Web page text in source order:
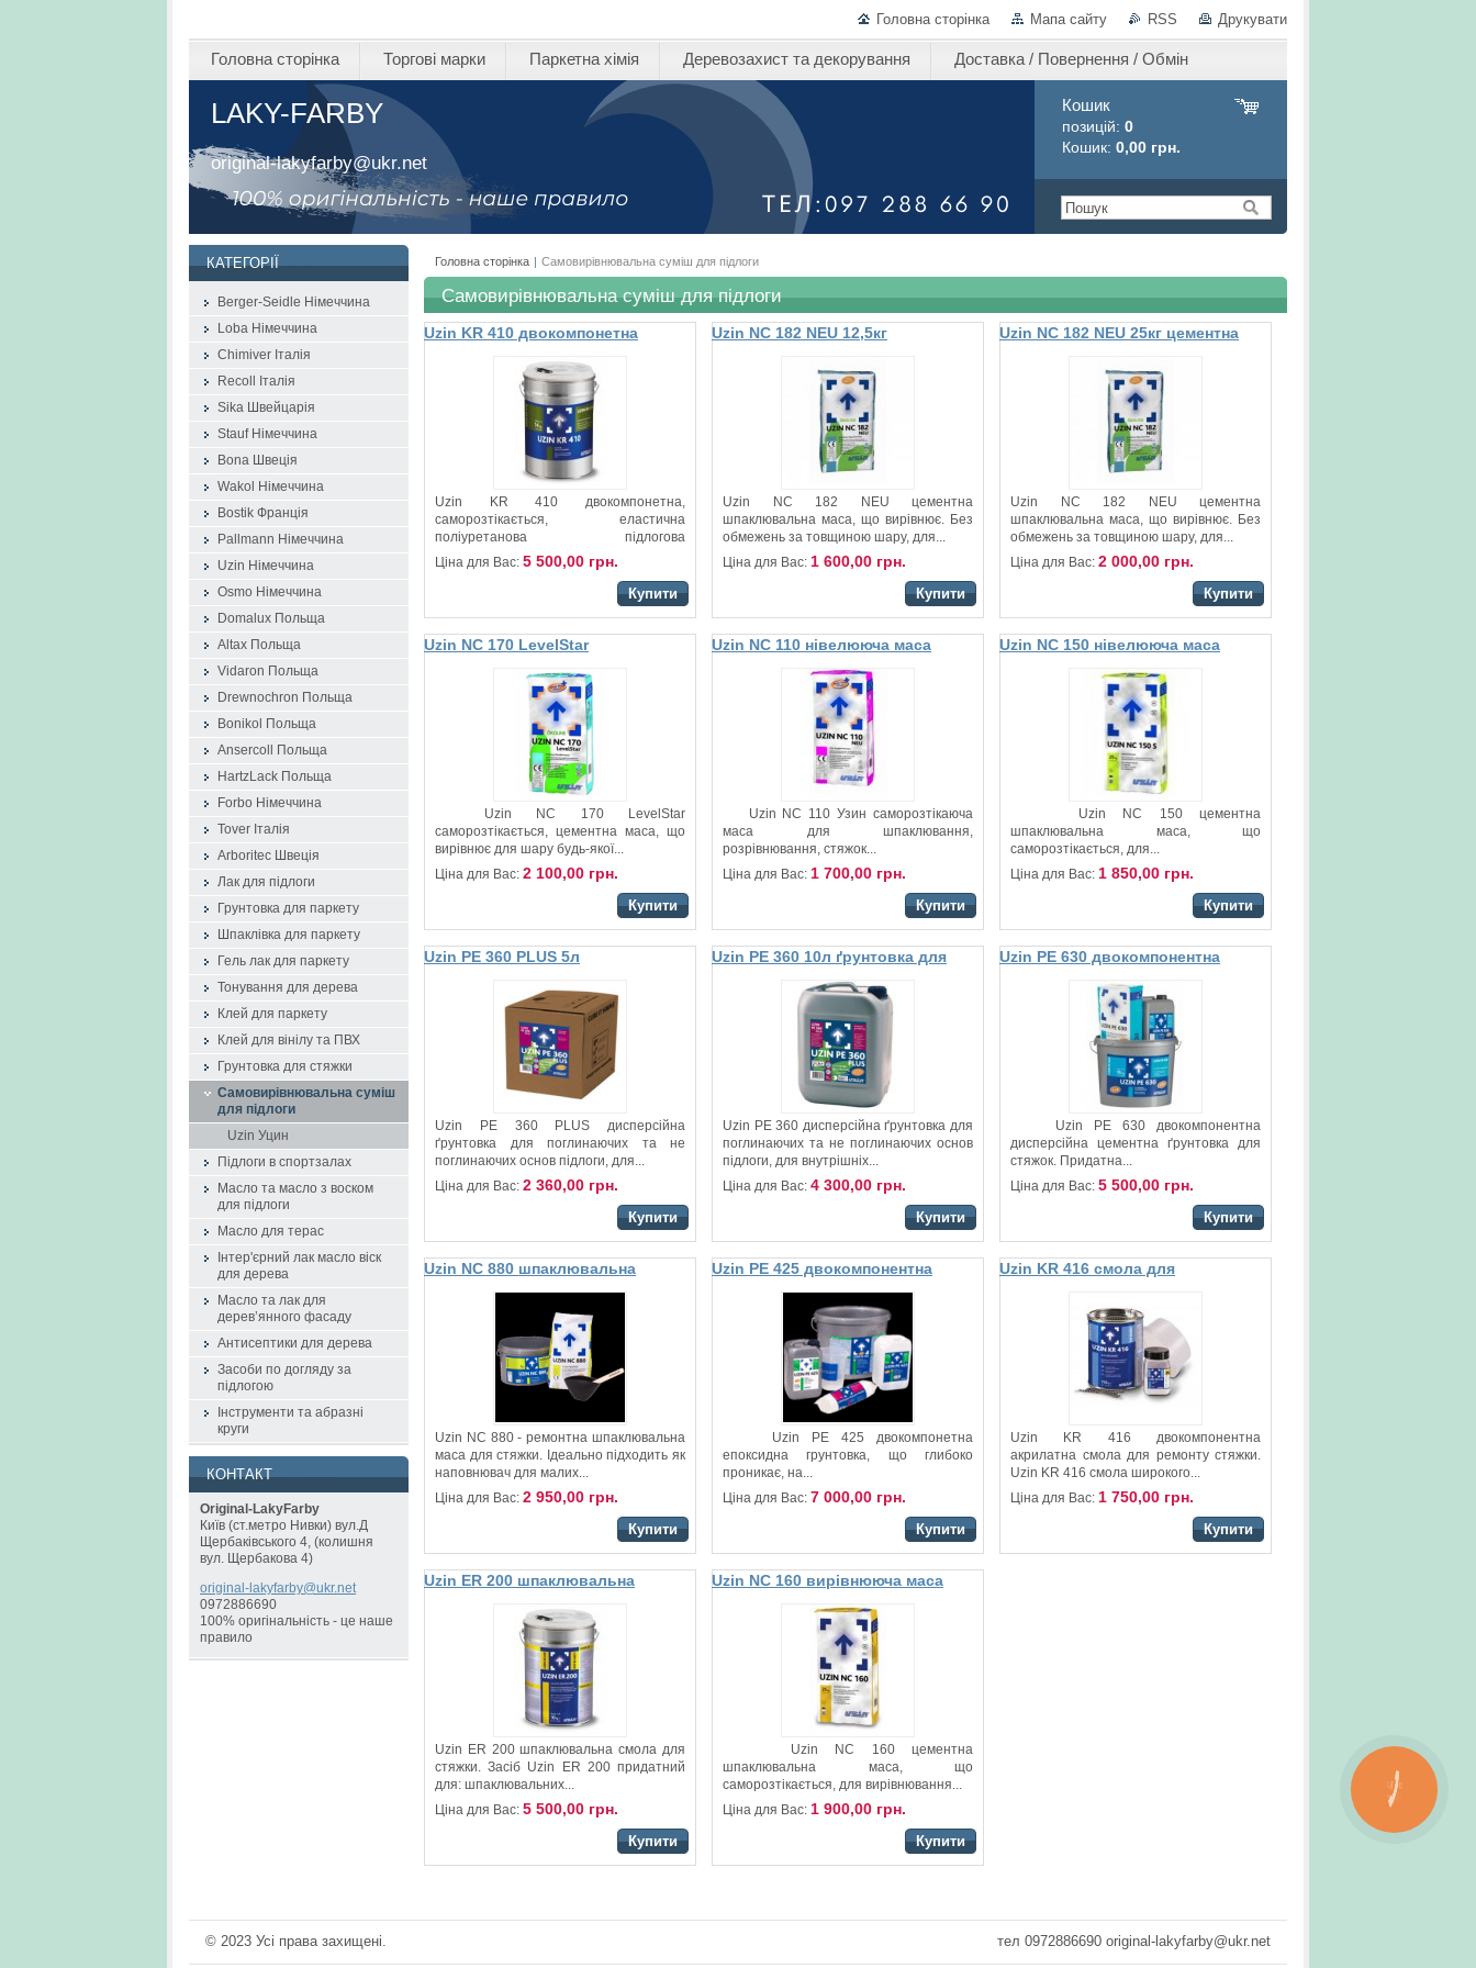
Головна сторінка Мапа сайту RSS Друкувати
Головна сторінка Торгові марки Паркетна хімія Деревозахист та декорування Доставка / Повернення / Обмін
LAKY-FARBY
original-lakyfarby@ukr.net
Кошик
позицій: 0
Кошик: 0,00 грн.
Головна сторінка | Самовирівнювальна суміш для підлоги
Самовирівнювальна суміш для підлоги
Uzin KR 410 двокомпонетна
Uzin KR 410 двокомпонетна,
саморозтікається, еластична
поліуретанова підлогова
шпаклювальна маса,...
Ціна для Вас: 5 500,00 грн.
Купити
Uzin NC 182 NEU 12,5кг
Uzin NC 182 NEU цементна
шпаклювальна маса, що вирівнює. Без
обмежень за товщиною шару, для...
Ціна для Вас: 1 600,00 грн.
Купити
Uzin NC 182 NEU 25кг цементна
Uzin NC 182 NEU цементна
шпаклювальна маса, що вирівнює. Без
обмежень за товщиною шару, для...
Ціна для Вас: 2 000,00 грн.
Купити
Uzin NC 170 LevelStar
Uzin NC 170 LevelStar
саморозтікається, цементна маса, що
вирівнює для шару будь-якої...
Ціна для Вас: 2 100,00 грн.
Купити
Uzin NC 110 нівелююча маса
Uzin NC 110 Узин саморозтікаюча
маса для шпаклювання,
розрівнювання, стяжок...
Ціна для Вас: 1 700,00 грн.
Купити
Uzin NC 150 нівелююча маса
Uzin NC 150 цементна
шпаклювальна маса, що
саморозтікається, для...
Ціна для Вас: 1 850,00 грн.
Купити
Uzin PE 360 PLUS 5л
Uzin PE 360 PLUS дисперсійна
ґрунтовка для поглинаючих та не
поглинаючих основ підлоги, для...
Ціна для Вас: 2 360,00 грн.
Купити
Uzin PE 360 10л ґрунтовка для
Uzin PE 360 дисперсійна ґрунтовка для
поглинаючих та не поглинаючих основ
підлоги, для внутрішніх...
Ціна для Вас: 4 300,00 грн.
Купити
Uzin PE 630 двокомпонентна
Uzin PE 630 двокомпонентна
дисперсійна цементна ґрунтовка для
стяжок. Придатна...
Ціна для Вас: 5 500,00 грн.
Купити
Uzin NC 880 шпаклювальна
Uzin NC 880 - ремонтна шпаклювальна
маса для стяжки. Ідеально підходить як
наповнювач для малих...
Ціна для Вас: 2 950,00 грн.
Купити
Uzin PE 425 двокомпонентна
ґрунтовка
Uzin PE 425 двокомпонетна
епоксидна грунтовка, що глибоко
проникає, на...
Ціна для Вас: 7 000,00 грн.
Купити
Uzin KR 416 смола для
Uzin KR 416 двокомпонентна
акрилатна смола для ремонту стяжки.
Uzin KR 416 смола широкого...
Ціна для Вас: 1 750,00 грн.
Купити
Uzin ER 200 шпаклювальна
Uzin ER 200 шпаклювальна смола для
стяжки. Засіб Uzin ER 200 придатний
для: шпаклювальних...
Ціна для Вас: 5 500,00 грн.
Купити
Uzin NC 160 вирівнююча маса
Uzin NC 160 цементна
шпаклювальна маса, що
саморозтікається, для вирівнювання...
Ціна для Вас: 1 900,00 грн.
Купити
КАТЕГОРІЇ
Berger-Seidle Німеччина
Loba Німеччина
Chimiver Італія
Recoll Італія
Sika Швейцарія
Stauf Німеччина
Bona Швеція
Wakol Німеччина
Bostik Франція
Pallmann Німеччина
Uzin Німеччина
Osmo Німеччина
Domalux Польща
Altax Польща
Vidaron Польща
Drewnochron Польща
Bonikol Польща
Ansercoll Польща
HartzLack Польща
Forbo Німеччина
Tover Італія
Arboritec Швеція
Лак для підлоги
Грунтовка для паркету
Шпаклівка для паркету
Гель лак для паркету
Тонування для дерева
Клей для паркету
Клей для вінілу та ПВХ
Грунтовка для стяжки
Самовирівнювальна суміш
для підлоги
Uzin Уцин
Підлоги в спортзалах
Масло та масло з воском
для підлоги
Масло для терас
Інтер'єрний лак масло віск
для дерева
Масло та лак для
дерев’янного фасаду
Антисептики для дерева
Засоби по догляду за
підлогою
Інструменти та абразні
круги
КОНТАКТ
Original-LakyFarby
Київ (ст.метро Нивки) вул.Д
Щербаківського 4, (колишня
вул. Щербакова 4)
original -lakyfarby@ukr.net
0972886690
100% оригінальність - це наше
правило
© 2023 Усі права захищені. тел 0972886690 original-lakyfarby@ukr.net
КНОПКА
ЗВ'ЯЗКУ